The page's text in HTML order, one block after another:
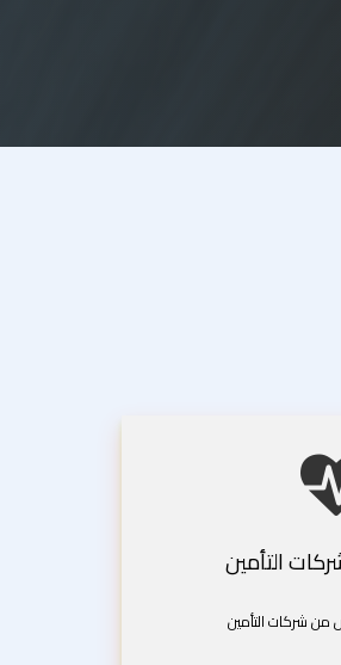
التأمين
من شركات التأمين